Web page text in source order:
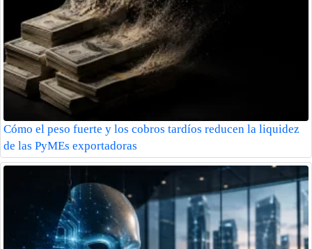
Cómo el peso fuerte y los cobros tardíos reducen la liquidez
de las PyMEs exportadoras